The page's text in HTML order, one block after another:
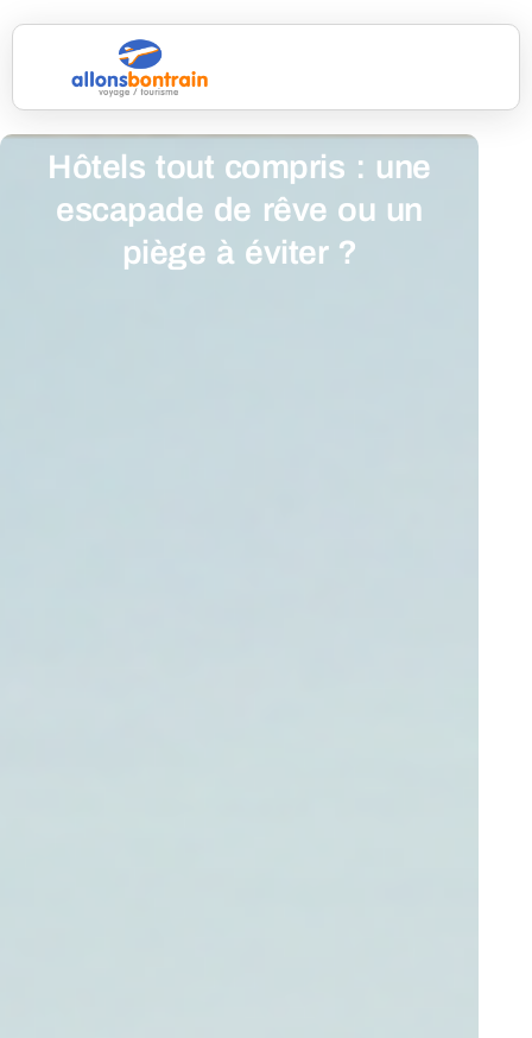
Hôtels tout compris : une
escapade de rêve ou un
piège à éviter ?